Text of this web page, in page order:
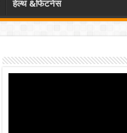
हेल्थ &फिटनेस